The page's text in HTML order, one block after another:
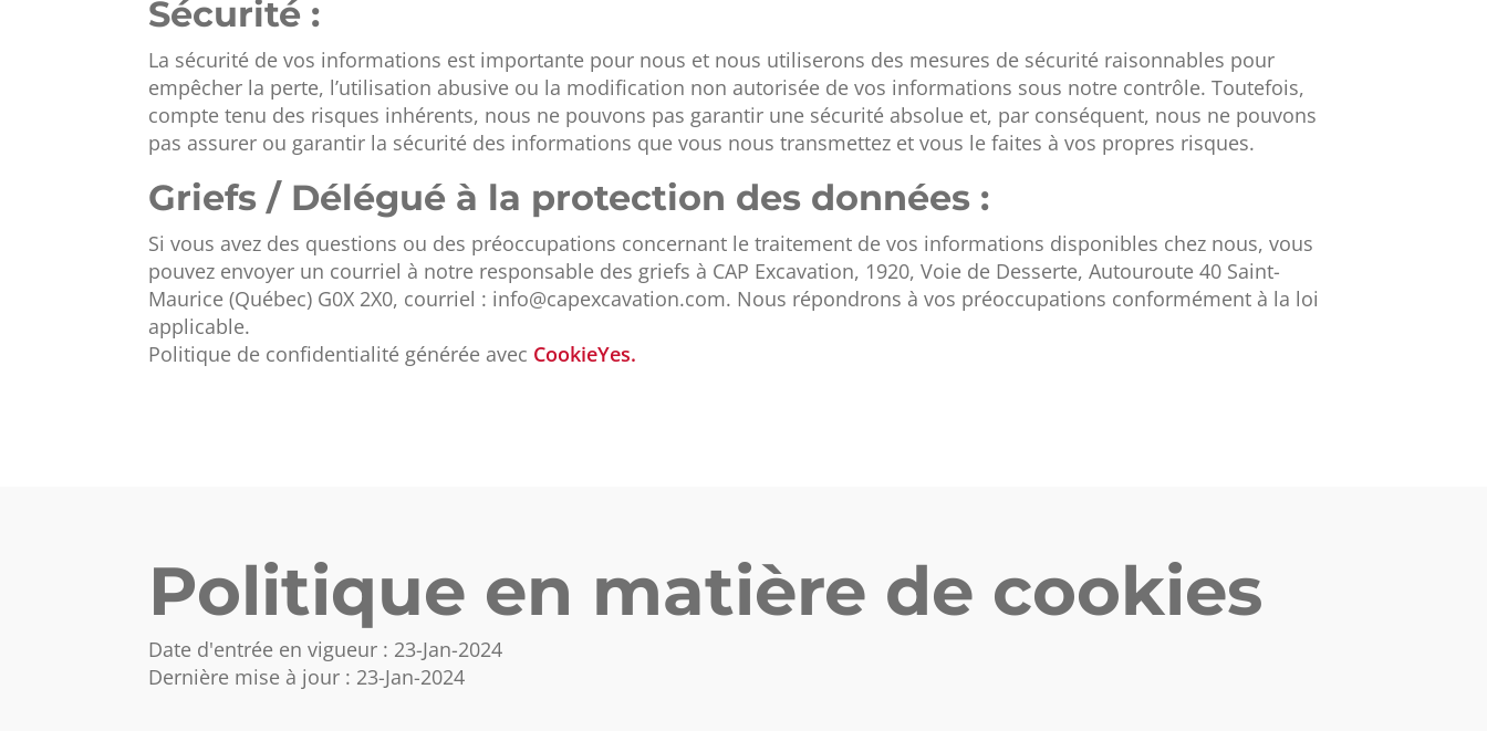
Sécurité :
La sécurité de vos informations est importante pour nous et nous utiliserons des mesures de sécurité raisonnables pour
empêcher la perte, l’utilisation abusive ou la modification non autorisée de vos informations sous notre contrôle. Toutefois,
compte tenu des risques inhérents, nous ne pouvons pas garantir une sécurité absolue et, par conséquent, nous ne pouvons
pas assurer ou garantir la sécurité des informations que vous nous transmettez et vous le faites à vos propres risques.
Griefs / Délégué à la protection des données :
Si vous avez des questions ou des préoccupations concernant le traitement de vos informations disponibles chez nous, vous
pouvez envoyer un courriel à notre responsable des griefs à CAP Excavation, 1920, Voie de Desserte, Autouroute 40 Saint-
Maurice (Québec) G0X 2X0, courriel : info@capexcavation.com. Nous répondrons à vos préoccupations conformément à la loi
applicable.
Politique de confidentialité générée avec CookieYes.
Politique en matière de cookies
Date d'entrée en vigueur : 23-Jan-2024
Dernière mise à jour : 23-Jan-2024